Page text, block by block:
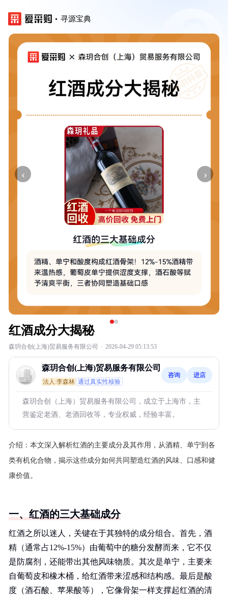
寻源宝典
‹ ›
红酒成分大揭秘
森玥合创(上海)贸易服务有限公司 · 2026-04-29 05:13:53
森玥合创(上海)贸易服务有限公司
法人:李森林 通过真实性核验
咨询 进店
森玥合创（上海）贸易服务有限公司，成立于上海市，主
营鉴定老酒、老酒回收等，专业权威，经验丰富。
介绍： 本文深入解析红酒的主要成分及其作用，从酒精、单宁到各
类有机化合物，揭示这些成分如何共同塑造红酒的风味、口感和健
康价值。
一、红酒的三大基础成分
红酒之所以迷人，关键在于其独特的成分组合。首先，酒
精（通常占12%-15%）由葡萄中的糖分发酵而来，它不仅
是防腐剂，还能带出其他风味物质。其次是单宁，主要来
自葡萄皮和橡木桶，给红酒带来涩感和结构感。最后是酸
度（酒石酸、苹果酸等），它像骨架一样支撑起红酒的清